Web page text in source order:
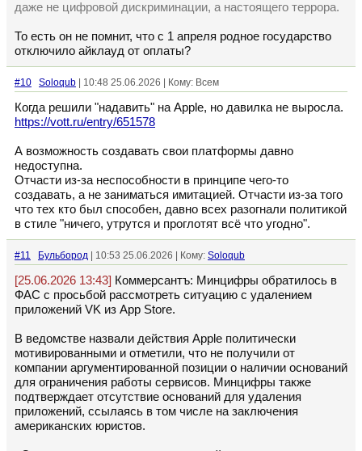
даже не цифровой дискриминации, а настоящего террора.
То есть он не помнит, что с 1 апреля родное государство
отключило айклауд от оплаты?
#10 Soloqub | 10:48 25.06.2026 | Кому: Всем
Когда решили "надавить" на Apple, но давилка не выросла.
https://vott.ru/entry/651578
А возможность создавать свои платформы давно
недоступна.
Отчасти из-за неспособности в принципе чего-то
создавать, а не заниматься имитацией. Отчасти из-за того
что тех кто был способен, давно всех разогнали политикой
в стиле "ничего, утрутся и проглотят всё что угодно".
#11 Бульбород | 10:53 25.06.2026 | Кому: Soloqub
[25.06.2026 13:43] Коммерсантъ: Минцифры обратилось в
ФАС с просьбой рассмотреть ситуацию с удалением
приложений VK из App Store.
В ведомстве назвали действия Apple политически
мотивированными и отметили, что не получили от
компании аргументированной позиции о наличии оснований
для ограничения работы сервисов. Минцифры также
подтверждает отсутствие оснований для удаления
приложений, ссылаясь в том числе на заключения
американских юристов.